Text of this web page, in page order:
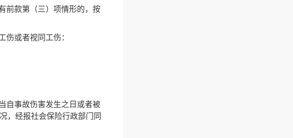
前款第（三）项情形的，按
或者视同工伤：
自事故伤害发生之日或者被
，经报社会保险行政部门同